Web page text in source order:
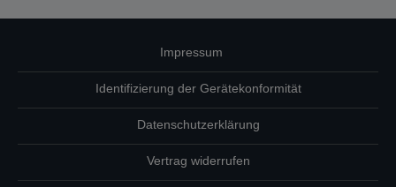
Impressum
Identifizierung der Gerätekonformität
Datenschutzerklärung
Vertrag widerrufen